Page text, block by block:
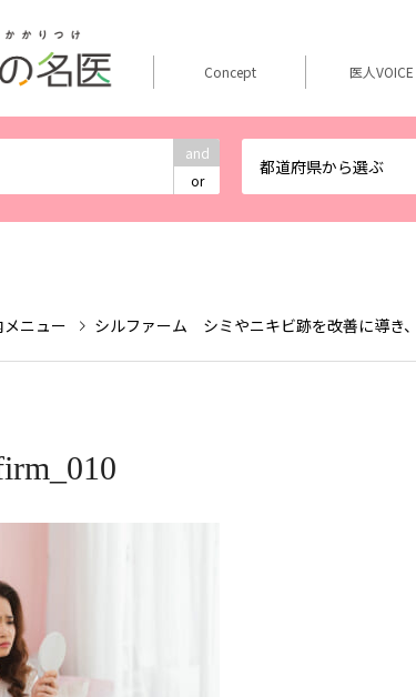
and
or
都道府県から選ぶ
Concept 医人VOICE
ニュー シルファーム シミやニキビ跡を改善に導き